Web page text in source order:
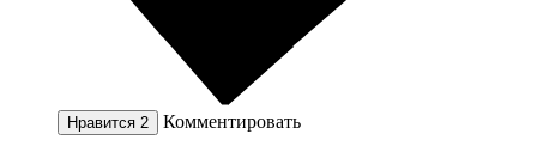
Нравится 2 Комментировать